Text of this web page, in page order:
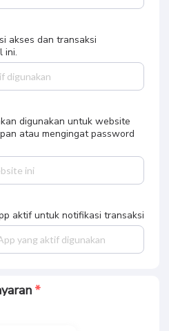
akses dan transaksi
ini.
digunakan untuk website
atau mengingat password
aktif untuk notifikasi transaksi